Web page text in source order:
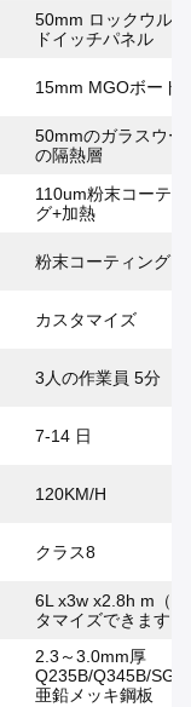
50mm ロックウル
ドイッチパネル
15mm MGOボード
50mmのガラスウー
の隔熱層
110um粉末コーテ
グ+加熱
粉末コーティング
カスタマイズ
3人の作業員 5分
7-14 日
120KM/H
クラス8
6L x3w x2.8h m（
タマイズできます）
2.3～3.0mm厚
Q235B/Q345B/
亜鉛メッキ鋼板